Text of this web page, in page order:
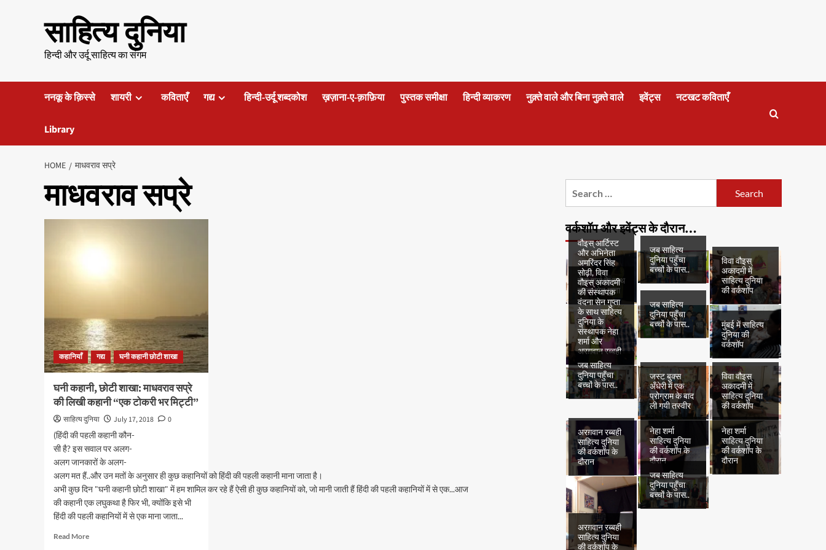
साहित्य दुनिया
हिन्दी और उर्दू साहित्य का संगम
ननकू के क़िस्से शायरी कविताएँ गद्य हिन्दी-उर्दू शब्दकोश ख़ज़ाना-ए-क़ाफ़िया पुस्तक समीक्षा हिन्दी व्याकरण नुक़्ते वाले और बिना नुक़्ते वाले इवेंट्स नटखट कविताएँ
Library
HOME माधवराव सप्रे
माधवराव सप्रे
कहानियाँ गद्य घनी कहानी छोटी शाखा
घनी कहानी, छोटी शाखा: माधवराव सप्रे
की लिखी कहानी “एक टोकरी भर मिट्टी”
साहित्य दुनिया July 17, 2018
0
(हिंदी की पहली कहानी कौन-
सी है? इस सवाल पर अलग-
अलग जानकारों के अलग-
अलग मत हैं..और उन मतों के अनुसार ही कुछ कहानियों को हिंदी की पहली कहानी माना जाता है।
अभी कुछ दिन "घनी कहानी छोटी शाखा" में हम शामिल कर रहे हैं ऐसी ही कुछ कहानियों को, जो मानी जाती हैं हिंदी की पहली कहानियों में से एक...आज
की कहानी एक लघुकथा है फिर भी, क्योंकि इसे भी
हिंदी की पहली कहानियों में से एक माना जाता...
Read MoreRead
वर्कशॉप और इवेंट्स के दौरान…
नेहा शर्मा के साथ
वंदना सेन गुप्ता
जब साहित्य
दुनिया पहुँचा
बच्चों के पास..
विवा वौइस्
अकादमी में
साहित्य दुनिया
की वर्कशॉप
वौइस् आर्टिस्ट
और अभिनेता
अमरिंदर सिंह
सोढ़ी, विवा
वौइस् अकादमी
की संस्थापक
वंदना सेन गुप्ता
के साथ साहित्य
दुनिया के
संस्थापक नेहा
शर्मा और
अरग़वान रब्बही
जब साहित्य
दुनिया पहुँचा
बच्चों के पास..
मुंबई में साहित्य
दुनिया की
वर्कशॉप
जब साहित्य
दुनिया पहुँचा
बच्चों के पास..
जस्ट बुक्स
अँधेरी में एक
प्रोग्राम के बाद
ली गयी तस्वीर
विवा वौइस्
अकादमी में
साहित्य दुनिया
की वर्कशॉप
अरग़वान रब्बही
साहित्य दुनिया
की वर्कशॉप के
दौरान
नेहा शर्मा
साहित्य दुनिया
की वर्कशॉप के
दौरान
नेहा शर्मा
साहित्य दुनिया
की वर्कशॉप के
दौरान
अरग़वान रब्बही
साहित्य दुनिया
की वर्कशॉप के
जब साहित्य
दुनिया पहुँचा
बच्चों के पास..